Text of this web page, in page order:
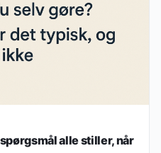
alle stiller, når